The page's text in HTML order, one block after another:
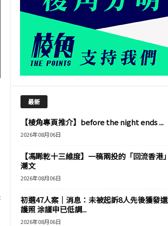
最新
【棱角專頁推介】before the night ends ...
2026年08月06日
【馮睎乾十三維度】一稿兩投的「回流香港」
潮文
2026年08月06日
初選47人案｜消息：未被起訴8人先後獲發還
護照 涂謹申已低調...
2026年08月06日